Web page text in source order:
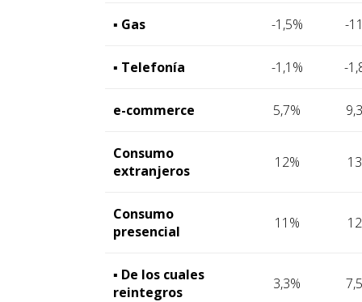
▪ Gas -1,5% -
▪ Telefonía -1,1% -
e-commerce 5,7%
Consumo
extranjeros
12%
Consumo
presencial
11%
▪ De los cuales
reintegros
3,3%